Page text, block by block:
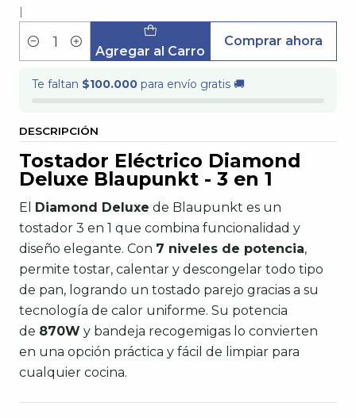
|
Cantidad Agregar al Carro
Comprar ahora
Te faltan $100.000 para envío gratis 🚚
DESCRIPCIÓN
Tostador Eléctrico Diamond
Deluxe Blaupunkt - 3 en 1
El Diamond Deluxe de Blaupunkt es un
tostador 3 en 1 que combina funcionalidad y
diseño elegante. Con 7 niveles de potencia,
permite tostar, calentar y descongelar todo tipo
de pan, logrando un tostado parejo gracias a su
tecnología de calor uniforme. Su potencia
de 870W y bandeja recogemigas lo convierten
en una opción práctica y fácil de limpiar para
cualquier cocina.